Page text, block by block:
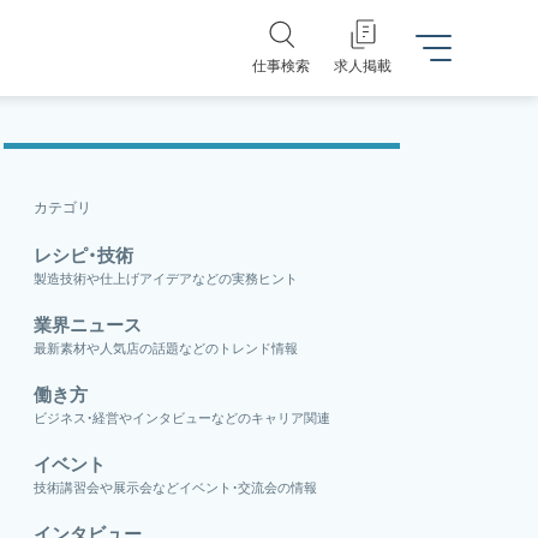
仕事検索 求人掲載
カテゴリ
レシピ・技術
製造技術や仕上げアイデアなどの実務ヒント
業界ニュース
最新素材や人気店の話題などのトレンド情報
働き方
ビジネス・経営やインタビューなどのキャリア関連
イベント
技術講習会や展示会などイベント・交流会の情報
インタビュー